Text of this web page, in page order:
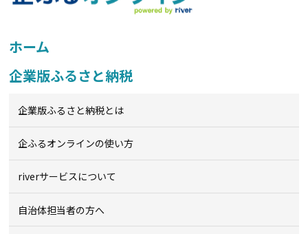
ホーム
企業版ふるさと納税
企業版ふるさと納税とは
企ふるオンラインの使い方
riverサービスについて
自治体担当者の方へ